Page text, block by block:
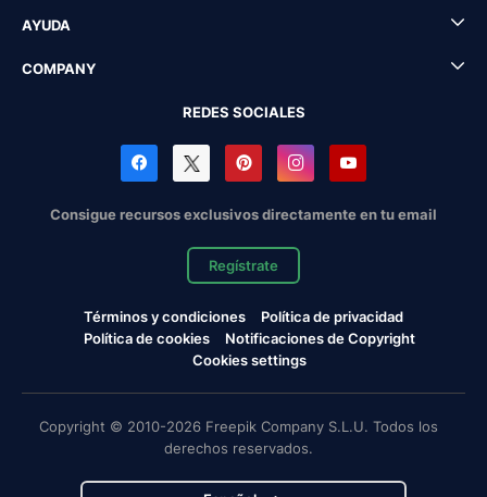
AYUDA
COMPANY
REDES SOCIALES
Consigue recursos exclusivos directamente en tu email
Regístrate
Términos y condiciones
Política de privacidad
Política de cookies
Notificaciones de Copyright
Cookies settings
Copyright © 2010-2026 Freepik Company S.L.U. Todos los
derechos reservados.